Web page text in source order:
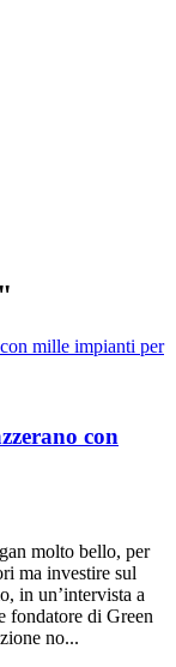
con
molto bello, per
ma investire sul
in un’intervista a
fondatore di Green
no...